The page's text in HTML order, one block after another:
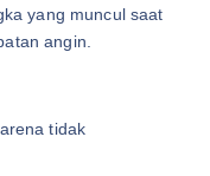
yang muncul saat
angin.
tidak